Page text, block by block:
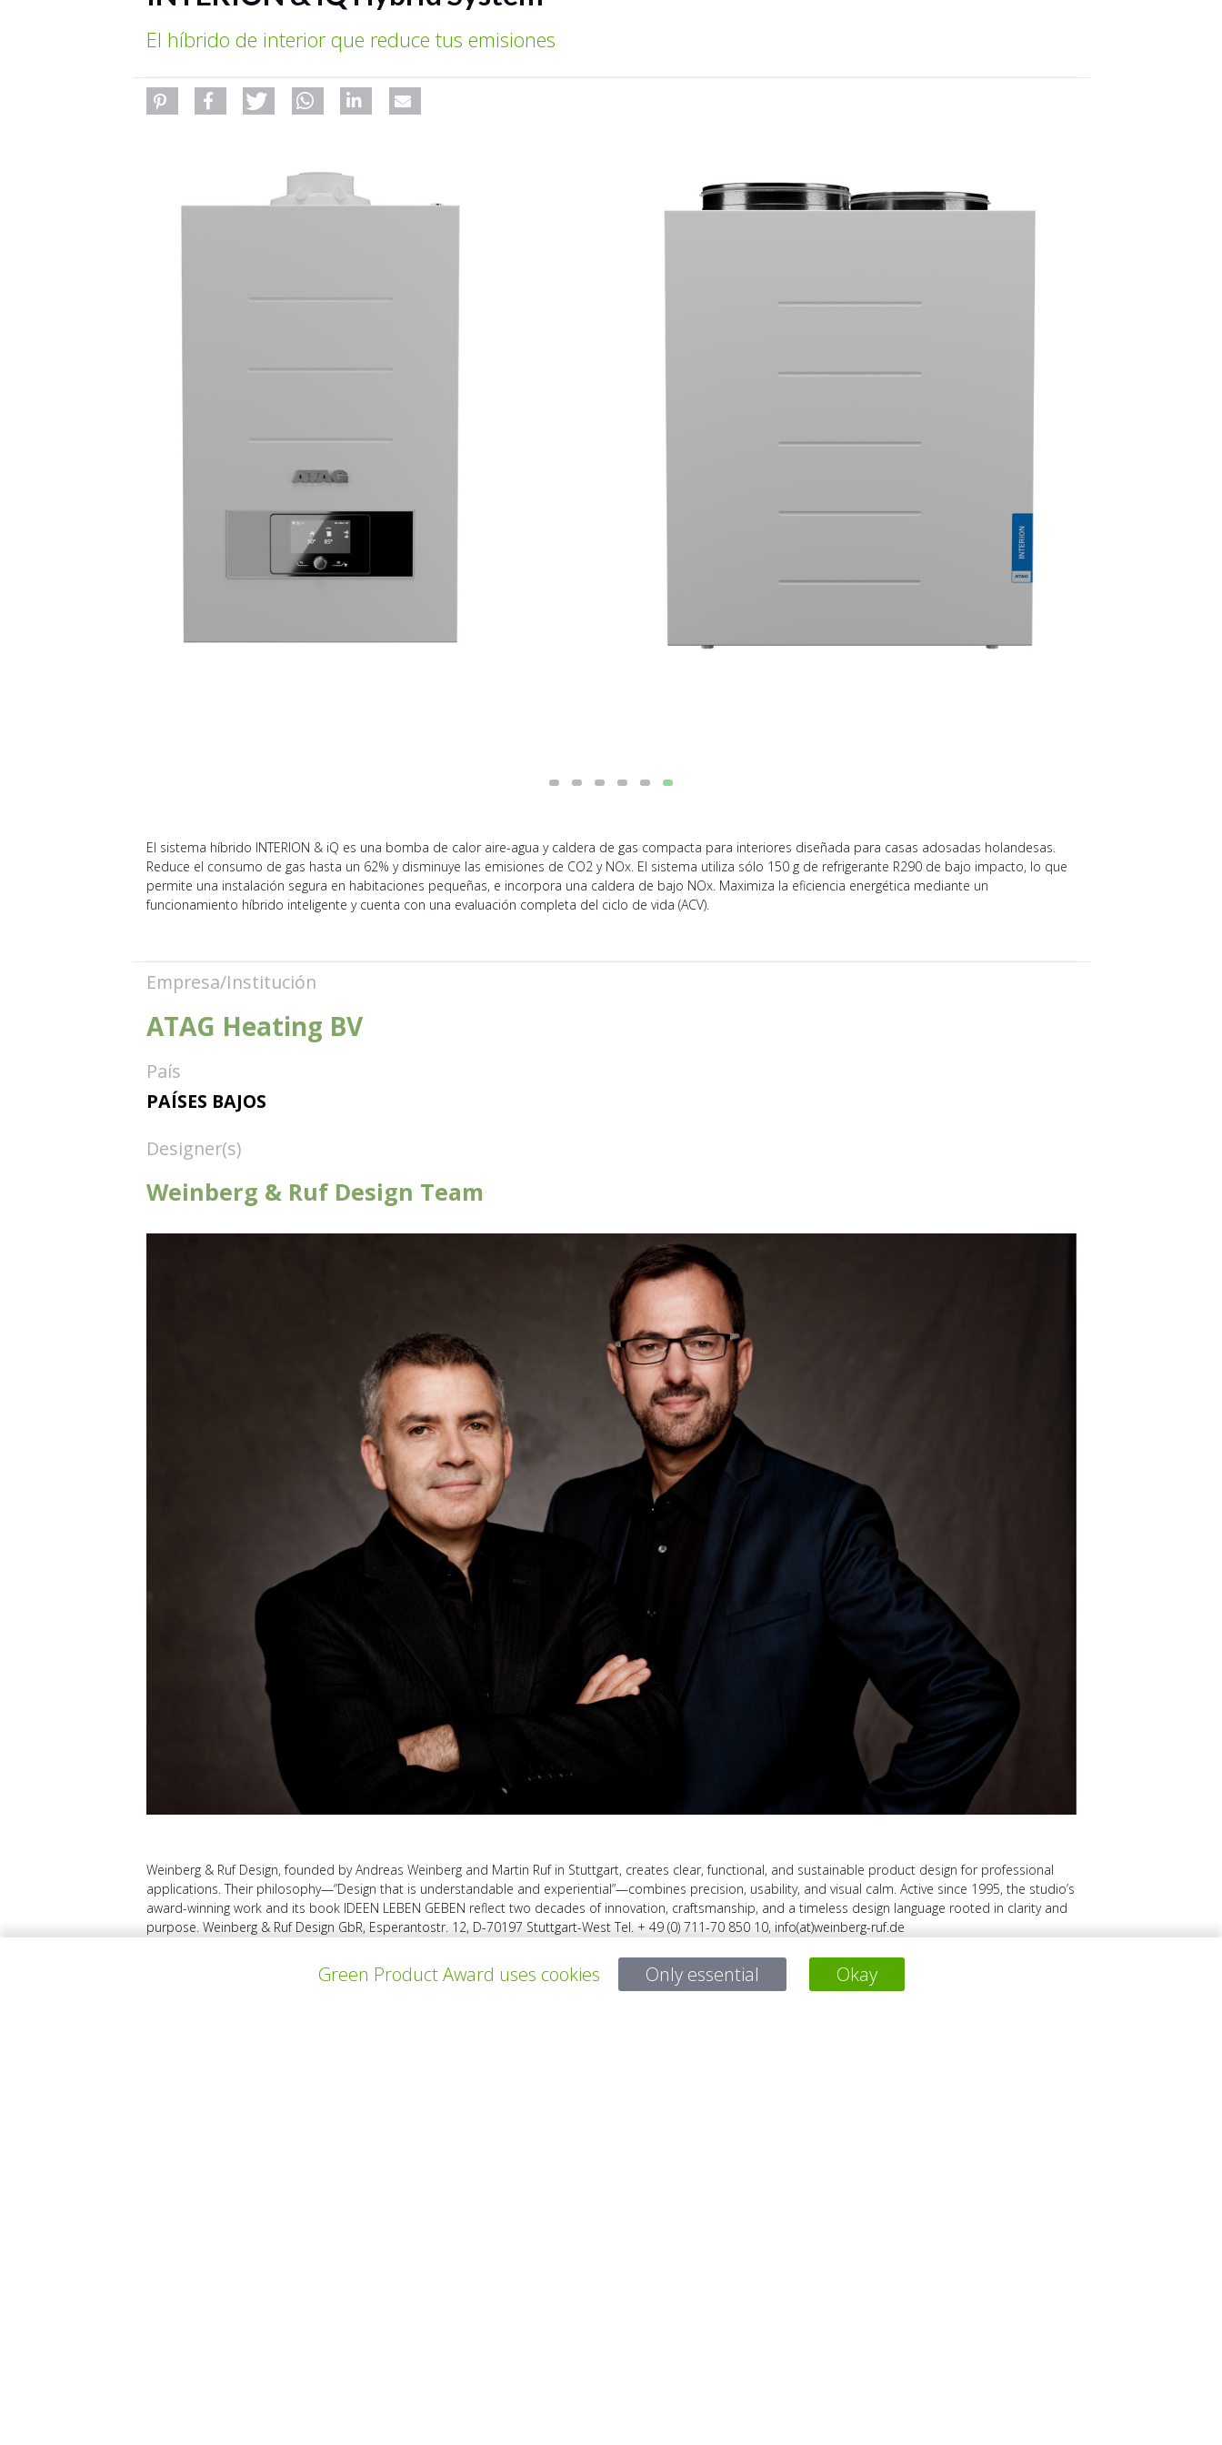
El híbrido de interior que reduce tus emisiones
El sistema híbrido INTERION & iQ es una bomba de calor aire-agua y caldera de gas compacta para interiores diseñada para casas adosadas holandesas.
Reduce el consumo de gas hasta un 62% y disminuye las emisiones de CO2 y NOx. El sistema utiliza sólo 150 g de refrigerante R290 de bajo impacto, lo que
permite una instalación segura en habitaciones pequeñas, e incorpora una caldera de bajo NOx. Maximiza la eficiencia energética mediante un
funcionamiento híbrido inteligente y cuenta con una evaluación completa del ciclo de vida (ACV).
Empresa/Institución
ATAG Heating BV
País
PAÍSES BAJOS
Designer(s)
Weinberg & Ruf Design Team
Weinberg & Ruf Design, founded by Andreas Weinberg and Martin Ruf in Stuttgart, creates clear, functional, and sustainable product design for professional
applications. Their philosophy—“Design that is understandable and experiential”—combines precision, usability, and visual calm. Active since 1995, the studio’s
award-winning work and its book IDEEN LEBEN GEBEN reflect two decades of innovation, craftsmanship, and a timeless design language rooted in clarity and
purpose. Weinberg & Ruf Design GbR, Esperantostr. 12, D-70197 Stuttgart-West Tel. + 49 (0) 711-70 850 10, info(at)weinberg-ruf.de
Green Product Award uses cookies Only essential Okay